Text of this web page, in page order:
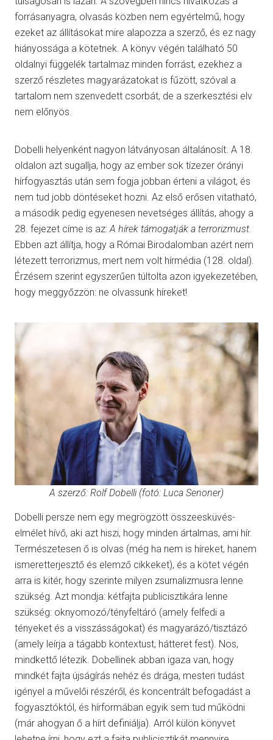
forrásanyagra, olvasás közben nem egyértelmű, hogy
ezeket az állításokat mire alapozza a szerző, és ez nagy
hiányossága a kötetnek. A könyv végén található 50
oldalnyi függelék tartalmaz minden forrást, ezekhez a
szerző részletes magyarázatokat is fűzött, szóval a
tartalom nem szenvedett csorbát, de a szerkesztési elv
nem előnyös.
Dobelli helyenként nagyon látványosan általánosít. A 18.
oldalon azt sugallja, hogy az ember sok tízezer órányi
hírfogyasztás után sem fogja jobban érteni a világot, és
nem tud jobb döntéseket hozni. Az első erősen vitatható,
a második pedig egyenesen nevetséges állítás, ahogy a
28. fejezet címe is az: A hírek támogatják a terrorizmust.
Ebben azt állítja, hogy a Római Birodalomban azért nem
létezett terrorizmus, mert nem volt hírmédia (128. oldal).
Érzésem szerint egyszerűen túltolta azon igyekezetében,
hogy meggyőzzön: ne olvassunk híreket!
A szerző: Rolf Dobelli (fotó: Luca Senoner)
Dobelli persze nem egy megrögzött összeesküvés-
elmélet hívő, aki azt hiszi, hogy minden ártalmas, ami hír.
Természetesen ő is olvas (még ha nem is híreket, hanem
ismeretterjesztő és elemző cikkeket), és a kötet végén
arra is kitér, hogy szerinte milyen zsurnalizmusra lenne
szükség. Azt mondja: kétfajta publicisztikára lenne
szükség: oknyomozó/tényfeltáró (amely felfedi a
tényeket és a visszásságokat) és magyarázó/tisztázó
(amely leírja a tágabb kontextust, hátteret fest). Nos,
mindkettő létezik. Dobellinek abban igaza van, hogy
mindkét fajta újságírás nehéz és drága, mesteri tudást
igényel a művelői részéről, és koncentrált befogadást a
fogyasztóktól, és hírformában egyik sem tud működni
(már ahogyan ő a hírt definiálja). Arról külön könyvet